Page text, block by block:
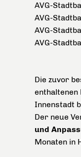
AVG-
AVG-
AVG-
AVG-
Die zuvor
enthaltenen
Innenstadt
Der neue
und
Monaten in